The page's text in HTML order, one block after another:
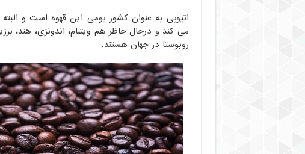
اتیوپی به عنوان کشور بومی این قهوه است و
می کند و درحال حاظر هم ویتنام، اندونزی، هند،
روبوستا در جهان هستند.